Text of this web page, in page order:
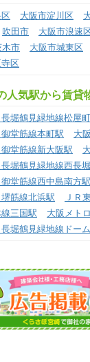
大阪市淀川区
吹田市 大阪市浪速
木市 大阪市城東区
区
人気駅から賃貸
堀鶴見緑地線松屋
堂筋線本町駅
大
堂筋線新大阪駅
堀鶴見緑地線西長
堂筋線西中島南方駅
筋線北浜駅
ＪＲ
三国駅
大阪メト
堀鶴見緑地線ドー